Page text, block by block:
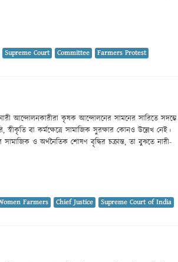
Supreme Court Committee Farmers Protest
আন্দোলনকারীরা কৃষক আন্দোলনের সামনের সারিতে সদম্ভে
বা কর্মক্ষেত্রে সামাজিক সুরক্ষার কোনও উল্লেখ নেই।
ও অর্থনৈতিক শোষণ বৃদ্ধির চক্রান্ত, তা বুঝতে নারী-
Farmers Chief Justice Supreme Court of India